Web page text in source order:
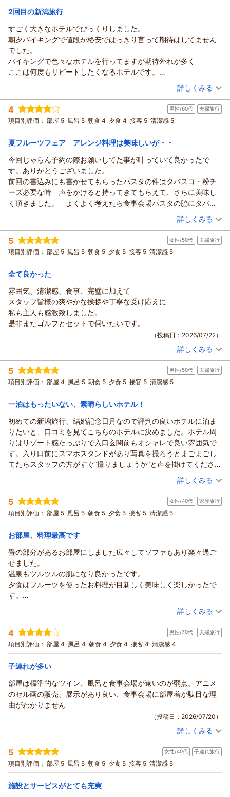
ります。
あてま高原リゾート ベルナティオ
あてま高原リゾート ベルナティオ
年を通してお花や緑をお楽しみいただけます。
だけたとのこと、そしてスイーツまでお褒めの言葉いただきま
して、調理スタッフも大変喜んでおります。
新潟は海の幸にも恵まれておりますので、お刺身のご要望につ
きましては、貴重なご意見として今後のメニューづくりの参考
にさせていただきます。
ポポラにもお立ち寄りいただき、木育や生き物のパネル・展示
だけますこと、大変光栄でございます。
当館は広い敷地の中にホテル、屋内プールやサイクリングなど
のアクティビティ、自然学習体験施設など様々ご用意しており
ますので、「泊まる」と「遊ぶ」を敷地内で完結していただけ
雄大な自然の中身を置き、お孫さまとの思い出を重ねていただ
けますと幸いです。
いと さまのまたのお越しを、心よりお待ち申し上げておりま
す。
（返信日：2026/08/03）
宿泊価格帯： 21,001～22,000円(大人一人あたり/税込)
あてま高原リゾート ホテル ベルナティオからの返信
shikiさま
いつもベルナティオをご利用いただき誠にありがとうございま
す。
毎年の楽しみにしてくださっていた新鮮な地元の生野菜、特に
お気に召していただいていたきゅうりをご提供できず、残念な
お気持ちにさせてしまい申し訳ございませんでした。
また来年の夏にお帰りいただける際には、旬なお野菜をご堪能
いただけるようラインナップを検討してまいります。
新潟は日本海の豊かな海の幸、肥沃な大地で育まれた美味しい
お米や野菜、そして清らかな水が生み出す銘酒などに恵まれた
れからも、皆さまに心ゆくまで新潟の「美味しい」を味わって
いただけるよう、工夫を凝らしてまいります。
shikiさまのまたのお帰りを、心よりお待ち申し上げておりま
す。
あてま高原リゾート ベルナティオ
（返信日：2026/08/03）
2回目の新潟旅行
すごく大きなホテルでびっくりしました。
朝夕バイキングで値段が格安ではっきり言って期待はしてません
でした。
バイキングで色々なホテルを行ってますが期待外れが多く
ここは何度もリピートしたくなるホテルです。
ありがとうございました。
（投稿日：2026/07/24）
宿泊時期： 2026年05月宿泊 (夫婦旅行)
投稿者： takoameさん
宿泊プラン： 【室数限定】おかげさまで開業30周年！感謝を込めて3900円
引き！「Thank you（39）プラン」＜第1弾＞
ツイン 朝・夕
宿泊価格帯： 16,001～17,000円(大人一人あたり/税込)
あてま高原リゾート ホテル ベルナティオからの返信
takoameさま
この度はベルナティオをご利用いただき誠にありがとうござい
ます。
新潟旅行のご滞在の先にと、当館をお選びいただきまして、大
雄大な自然の中に身を置き、お寛ぎと美味しいひと時をお過ご
しいただけましたら大変嬉しく存じます。
当館がある十日町市は「大地の芸術祭の里」として知られてお
り、地域一帯には約200点もの素晴らしい芸術作品が点在して
おります。
力をご満喫いただけるかと存じます。
新潟観光にはお車での移動がつきものですが、ドライブを楽し
みながらの作品巡りも合わせてお楽しみいただけたらと存じま
す。
新緑萌ゆる春、涼やかな風が吹き抜ける夏、紅葉の山々で美し
い秋、そして冬の雪化粧と、表情豊かな新潟に出会う旅をお楽
takoameさまのまたのお越しを、心よりお待ち申し上げており
ます。
あてま高原リゾート ベルナティオ
詳しくみる
4 男性/60代 夫婦旅行
項目別評価： 部屋 5 風呂 5 朝食 4 夕食 4 接客 5 清潔感 5
夏フルーツフェア アレンジ料理は美味しいが・・
今回じゃらん予約の際お願いしてた事が叶っていて良かったで
す。ありがとうございました。
前回の書込みにも書かせてもらったパスタの件はタバスコ・粉チ
ーズ必要な時 声をかけると持ってきてもらえて、さらに美味し
く頂きました。 よくよく考えたら食事会場パスタの脇にタバス
コ粉チーズ置いたら、混雑時大渋滞の原因にもなるし、周辺にま
毎回〇〇フェアバイキングの美味しい料理を楽しみに利用させて
もらってます。 どのフェアもどこにも負けない美味しい料理で
した。 今回初めてのフルーツフェアで、エビとメロンの塩炒め
ただ会場入口正面にずらりと並ぶフルーツ自体がイマイチでし
た。メロン2種類は冷凍品？の様なもので甘さもジューシーさも無
い。エビとメロンの炒め物のメロンは美味しかったので炒めたメ
ロンおかわりして食べました。 オレンジ・ライチ・キュウイな
ど毎回あるフルーツを大量に盛り付けしてるだけでした。 新潟
夏フルーツフェアなので 美味しいスイカやジューシーなメロン
あと毎回プレミアム飲み放題にして新潟の地酒4種類楽しみに美味
しく飲ませて頂いてますが、今回はほとんど辛口だったので酒が
進みませんでした。今後出来れば辛口は半分にしてフルーティー
（投稿日：2026/07/23）
宿泊時期： 2026年07月宿泊 (夫婦旅行)
投稿者： umai7さん
宿泊プラン： ＜2026年4月～＞【滞在中ドリンク飲み放題】ドリンクインク
ルーシブプラン
ツイン 朝・夕
宿泊価格帯： 20,001～21,000円(大人一人あたり/税込)
あてま高原リゾート ホテル ベルナティオからの返信
umai7さま
いつもベルナティオをご利用いただき誠にありがとうございま
す。
季節ごとに変わるフェアバイキングを楽しみにリピートしてく
今回は初めての夏フルーツフェアにて、エビとメロンの塩炒め
や開業30周年を記念した特別メニューの妻有ポークと葱の出汁
しゃぶをご堪能いただけ何よりでございます。
エビとメロンの塩炒めのように、和洋中のお料理にフルーツを
掛け合わせた、驚きの組み合わせのお料理でスタミナをつけて
一方で、フルーツコーナーのラインナップにつきましては、ご
期待に沿えず申し訳ございません。
地酒につきましても辛口のものが多かったと、貴重なご意見を
ありがとうございます。
フルーティーで香り高いお酒など、バランス良くお楽しみいた
だける銘柄の選定や構成を検討するとともに、お食事とのペア
りに活かしてまいります。
また、当館には利酒師の資格を持つスタッフが多く在籍してお
り、館内のショップには試飲カウンターも設けておりますの
で、スタッフとの会話も楽しみながら、お好みのお酒を見つけ
味わいのあるお食事と温もりの温泉、心安らぐ空間をご用意し
て、またのお帰りを心よりお待ち申し上げております。
あてま高原リゾート ベルナティオ
（返信日：2026/08/03）
詳しくみる
5 女性/50代 夫婦旅行
項目別評価： 部屋 5 風呂 5 朝食 5 夕食 5 接客 5 清潔感 5
全て良かった
雰囲気、清潔感、食事、完璧に加えて
スタッフ皆様の爽やかな挨拶や丁寧な受け応えに
私も主人も感激致しました。
是非またゴルフとセットで伺いたいです。
（投稿日：2026/07/22）
投稿者： なおちゃんさん(女性/50代)
宿泊プラン： 【滞在中ドリンク飲み放題】ドリンクインクルーシブプラン
（26）
ツイン 朝・夕
宿泊価格帯： 20,001～21,000円(大人一人あたり/税込)
なおちゃんさま
この度はベルナティオをご利用いただき誠にありがとうござい
ます。
お部屋の雰囲気や館内の清潔感についてお褒めの言葉を頂戴
し、心地よいひと時をお過ごしいただけたことがうかがえ、大
さらには、スタッフの接遇につきましてもあたたかなお声をい
ただきまして大変励みになります。
また、ご滞在中はゴルフもお楽しみいただけたとのこと、開放
感が感じられるコースで素晴らしい一日をお過ごしいただけた
のであれば幸いでございます。
また格別でございますので、季節を変えてのプレーもぜひお楽
しみくださいませ。
なおちゃんさまご夫婦のまたのお越しを、心よりお待ち申し上
げております。
あてま高原リゾート ベルナティオ
（返信日：2026/07/31）
詳しくみる
5 男性/50代 夫婦旅行
項目別評価： 部屋 4 風呂 5 朝食 5 夕食 5 接客 5 清潔感 5
一泊はもったいない、素晴らしいホテル！
初めての新潟旅行、結婚記念日月なので評判の良いホテルに泊ま
りたいと、口コミを見てこちらのホテルに決めました。ホテル周
りはリゾート感たっぷりで入口玄関前もオシャレで良い雰囲気で
す。入り口前にスマホスタンドがあり写真を撮ろうとまごまごし
てたらスタッフの方がすぐ“撮りましょうか”と声を掛けてください
ました。あとからわかることですが、このホテルのスタッフの
方々全ての皆さん感じが良くて非常に好感が持てました。こちら
はチェックインの前の時間に受付でき、尚且つ風呂にも入れると
いうサービス！早速部屋に入る前に2階と7階の両方の大浴場に入
りました。まずは2階の大浴場、かなり大きな内風呂とサウナと露
ヌメリがあり温度も私には丁度良く素晴らしい温泉でした！この
泉質が気に入り、露天風呂の雰囲気も良く久々に長く浸かってし
まいました。7階の大浴場は内風呂のみで眺望は良いですが窓がち
ょっと汚くて残念でした。あとは貸切風呂もあるみたいですね。
最近よくある、風呂上りにアイスキャンディーとか置いてあった
らいいなと思いました。風呂に入ってる間にスタッフさんが荷物
で部屋に行けます。今回の部屋は1階でした。ゴミ一つ無く綺麗で
洒落た小窓もあり非常に雰囲気の良い部屋です。眺望自体は良い
わけではないのですが、緑の芝生一面で雰囲気が良く癒されまし
た。そしてお待ちかねの夕食ブッフェ。感心したのが、お客さん
た事。これは会場が広いせいなのか配置のおかげなのか・・・。
料理内容は和洋中もう何を食べても美味しくて大満足でした！デ
ザートも豊富で、もう食べ過ぎてお腹が大変な事になってしまい
ました。朝食ブッフェも最高。焼きおにぎりも中華粥も美味しか
ったけど、ここのベーコンは、私的に今まで食べたベーコンの中
しかった！・・・敷地内広いので散歩もできるし色んなアクティ
ビティもある。結婚式もできちゃう。お子様からご高齢の方々ま
で楽しめる、まさに老若男女問わず愛されるホテルだと思いま
す。このホテルのおかげで新潟が大好きになりました！久々に大
（投稿日：2026/07/22）
宿泊時期： 2026年07月宿泊 (夫婦旅行)
投稿者： まさぼ～さん
宿泊プラン： 【室数限定】おかげさまで開業30周年！感謝を込めて3900円
引き！「Thank you（39）プラン」＜第1弾＞
ツイン 朝・夕
宿泊価格帯： 16,001～17,000円(大人一人あたり/税込)
あてま高原リゾート ホテル ベルナティオからの返信
まさぼ～さま
この度はベルナティオをご利用いただき誠にありがとうござい
ます。
ご結婚記念日を迎えられましたこと、心よりお祝い申し上げま
初めての新潟旅行、そしてご結婚記念日のご旅行の先にと当館
をお選びいただきまして大変光栄でございます。
エントランスで撮影をしようとされていた際にお声がけさせて
いただき、旅の始まりを笑顔でお迎えできるお手伝いができま
したこと、そして全スタッフの対応に好感を持っていただけた
米どころ十日町でございますので、撮影の際にはぜひ「コシヒ
カリ」のお声掛けで、素敵な笑顔の思い出をのこしていただけ
たらと存じます。
また、あてま温泉はお肌にやさしい美肌の湯でございますの
で、とろみのある湯にゆっくり浸かってお肌にご褒美のひと時
冬には雪深い地域でございますので、降る雪を前にして何も考
えずに、ただただ温泉に身をまかせるひと時もお勧めでござい
ます。
そして、楽しみにされていたお食事では和洋中からデザートま
詳しくみる
5 女性/40代 家族旅行
項目別評価： 部屋 5 風呂 5 朝食 5 夕食 5 接客 5 清潔感 5
お部屋、料理最高です
畳の部分があるお部屋にしました広々してソファもあり楽々過ご
せました。
温泉もツルツルの肌になり良かったです。
夕食はフルーツを使ったお料理が目新しく美味しく楽しかったで
す。
本館に泊まりましたので食事会場までは少し歩きますが、よい運
夜の催し物でソプラノ歌手のミニコンサートがありましたがとて
も素敵な歌声で良かったです。得した気分でした！
スタッフも感じの良い方ばかりでぜひまた泊まりに行きたい宿で
（投稿日：2026/07/21）
宿泊時期： 2026年07月宿泊 (家族旅行)
投稿者： mimiさん
宿泊プラン： 【室数限定】おかげさまで開業30周年！感謝を込めて3900円
引き！「Thank you（39）プラン」＜第1弾＞
和洋室 朝・夕
宿泊価格帯： 16,001～17,000円(大人一人あたり/税込)
あてま高原リゾート ホテル ベルナティオからの返信
mimiさま
この度はベルナティオをご利用いただき誠にありがとうござい
からだのお疲れはあてまの湯で癒し、目にも美味しいお料理で
夏を乗り切るスタミナをつけていただけましたなら幸いでござ
います。
あてま温泉はお肌にやさしい美肌の湯でございますので、とろ
みのある湯にゆっくり浸かってお肌にご褒美のひと時をお過ご
しいただけたことと存じます。
詳しくみる
4 男性/70代 夫婦旅行
項目別評価： 部屋 4 風呂 4 朝食 4 夕食 4 接客 4 清潔感 4
子連れが多い
部屋は標準的なツイン、風呂と食事会場が遠いのが弱点。アニメ
のセル画の販売、展示があり良い、食事会場に部屋着が駄目な理
由がわかりません
（投稿日：2026/07/20）
投稿者： トムさん(男性/70代)
宿泊プラン： 【室数限定】おかげさまで開業30周年！感謝を込めて3900円
引き！「Thank you（39）プラン」＜第1弾＞
ツイン 朝・夕
宿泊価格帯： 16,001～17,000円(大人一人あたり/税込)
詳しくみる
5 女性/40代 子連れ旅行
項目別評価： 部屋 5 風呂 5 朝食 5 夕食 5 接客 5 清潔感 5
施設とサービスがとても充実